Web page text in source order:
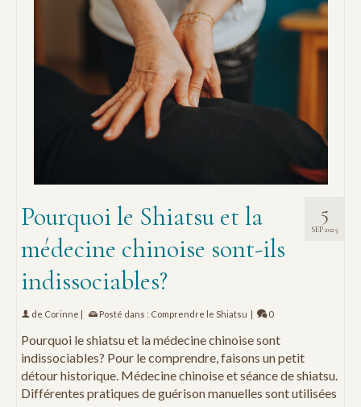
5
SEP 2025
Pourquoi le Shiatsu et la
médecine chinoise sont-ils
indissociables?
de Corinne | Posté dans : Comprendre le Shiatsu | 0
Pourquoi le shiatsu et la médecine chinoise sont
indissociables? Pour le comprendre, faisons un petit
détour historique. Médecine chinoise et séance de shiatsu.
Différentes pratiques de guérison manuelles sont utilisées